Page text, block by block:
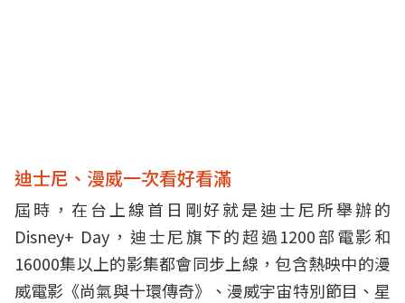
迪士尼、漫威一次看好看滿
屆時，在台上線首日剛好就是迪士尼所舉辦的
Disney+ Day，迪士尼旗下的超過1200部電影和
16000集以上的影集都會同步上線，包含熱映中的漫
威電影《尚氣與十環傳奇》、漫威宇宙特別節目、星